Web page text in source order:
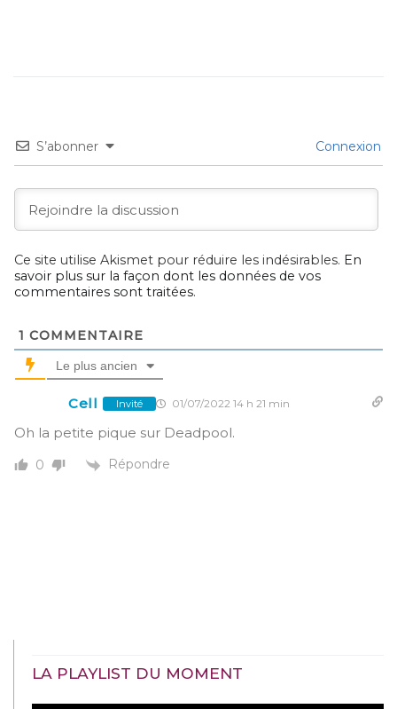
S’abonner Connexion
Ce site utilise Akismet pour réduire les indésirables. En
savoir plus sur la façon dont les données de vos
commentaires sont traitées.
1 COMMENTAIRE
Le plus ancien
Cell Invité 01/07/2022 14 h 21 min
Oh la petite pique sur Deadpool.
0 Répondre
LA PLAYLIST DU MOMENT